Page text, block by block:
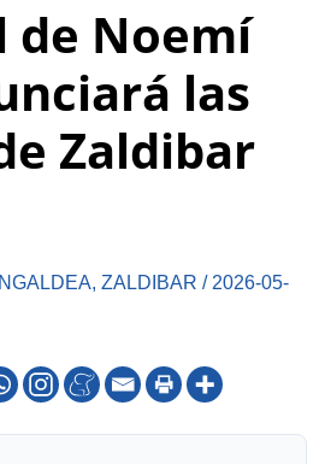
de Noemí
las
Zaldibar
, ZALDIBAR / 2026-05-